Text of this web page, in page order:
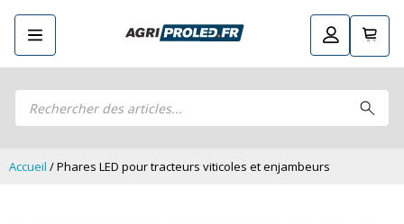
Recherche
produits
Guide LED
Composez votre propre kit LED
Phares de travail LED
Retourner
Guide LED Composez votre propre kit LED
Phares de travail LED
Accueil / Phares LED pour tracteurs viticoles et enjambeurs